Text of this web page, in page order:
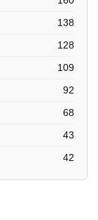
138
128
109
92
68
43
42